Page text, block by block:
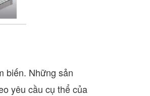
biến. Những sản
yêu cầu cụ thể của